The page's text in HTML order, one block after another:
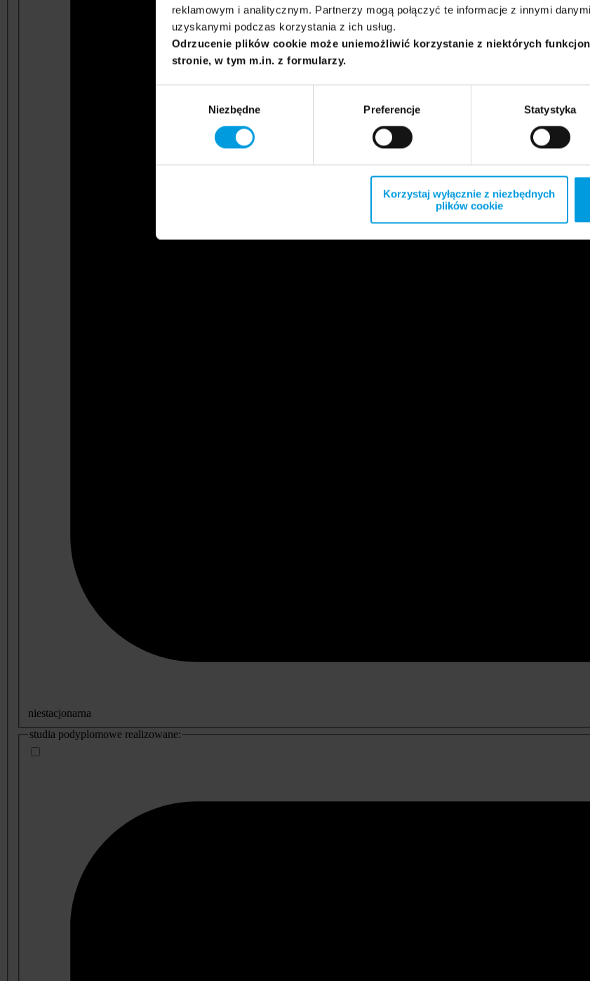
reklamowym i analitycznym. Partnerzy mogą połączyć te informacje z innymi
uzyskanymi podczas korzystania z ich usług.
Odrzucenie plików cookie może uniemożliwić korzystanie z niektórych
stronie, w tym m.in. z formularzy.
Niezbędne Preferencje Statystyka
Korzystaj wyłącznie z niezbędnych
plików cookie
niestacjonarna
studia podyplomowe realizowane: